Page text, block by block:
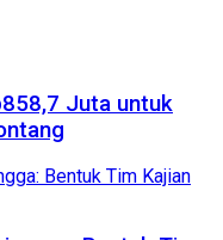
Juta untuk